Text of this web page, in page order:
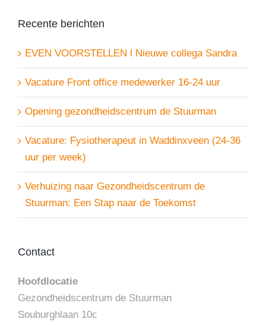
Recente berichten
EVEN VOORSTELLEN l Nieuwe collega Sandra
Vacature Front office medewerker 16-24 uur
Opening gezondheidscentrum de Stuurman
Vacature: Fysiotherapeut in Waddinxveen (24-36
uur per week)
Verhuizing naar Gezondheidscentrum de
Stuurman: Een Stap naar de Toekomst
Contact
Hoofdlocatie
Gezondheidscentrum de Stuurman
Souburghlaan 10c